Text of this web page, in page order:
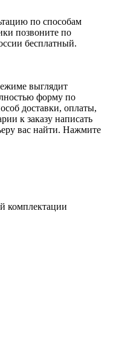
по способам
позвоните по
бесплатный.
выглядит
форму по
доставки, оплаты,
к заказу написать
вас найти. Нажмите
комплектации